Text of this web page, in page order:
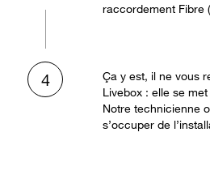
raccordement Fibre
4
Ça y est, il ne vous
Livebox : elle se
Notre technicienne
s’occuper de